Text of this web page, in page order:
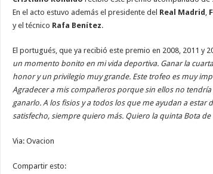
o
k
p
n er m ti
En el acto estuvo además el presidente del Real Madrid ,
y el técnico Rafa Benítez.
El portugués, que ya recibió este premio en 2008, 2011 y
un momento bonito en mi vida deportiva. Ganar la
honor y un privilegio muy grande. Este trofeo es muy
Agradecer a mis compañeros porque sin ellos no
ganarlo. A los fisios y a todos los que me ayudan a estar
satisfecho, siempre quiero más. Quiero la quinta Bota de
Via: Ovacion
Compartir esto: